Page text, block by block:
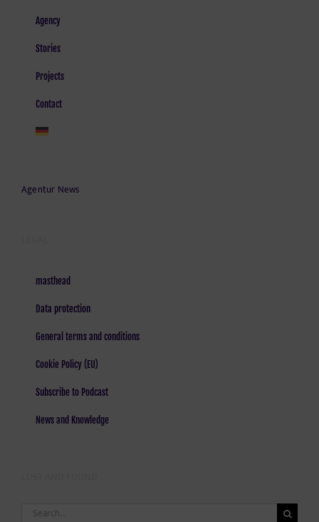
Agency
Stories
Projects
Contact
Agentur News
masthead
Data protection
General terms and conditions
Cookie Policy (EU)
Subscribe to Podcast
News and Knowledge
Search